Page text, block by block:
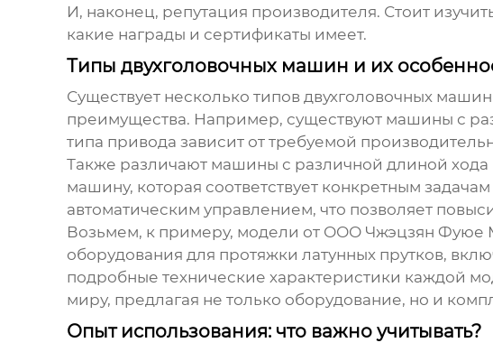
И, наконец, репутация производителя. Стоит
какие награды и сертификаты имеет.
Типы двухголовочных машин и их
Существует несколько типов двухголовочных
преимущества. Например, существуют машины с
типа привода зависит от требуемой
Также различают машины с различной длиной
машину, которая соответствует конкретным
автоматическим управлением, что позволяет
Возьмем, к примеру, модели от ООО Чжэцзян
оборудования для протяжки латунных прутков,
подробные технические характеристики каждой
миру, предлагая не только оборудование, но и
Опыт использования: что важно учитывать?